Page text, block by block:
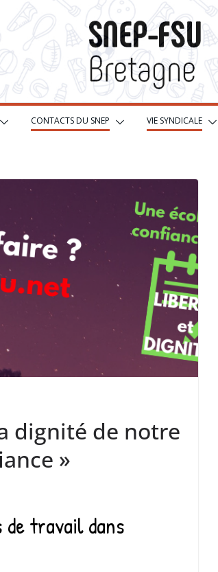
CONTACTS DU SNEP VIE SYNDICALE
dignité de notre
»